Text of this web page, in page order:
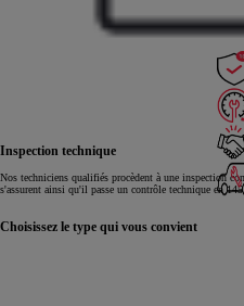
Inspection technique
Nos techniciens qualifiés procèdent à une inspection
s'assurent ainsi qu'il passe un contrôle technique en
Choisissez le type qui vous convient